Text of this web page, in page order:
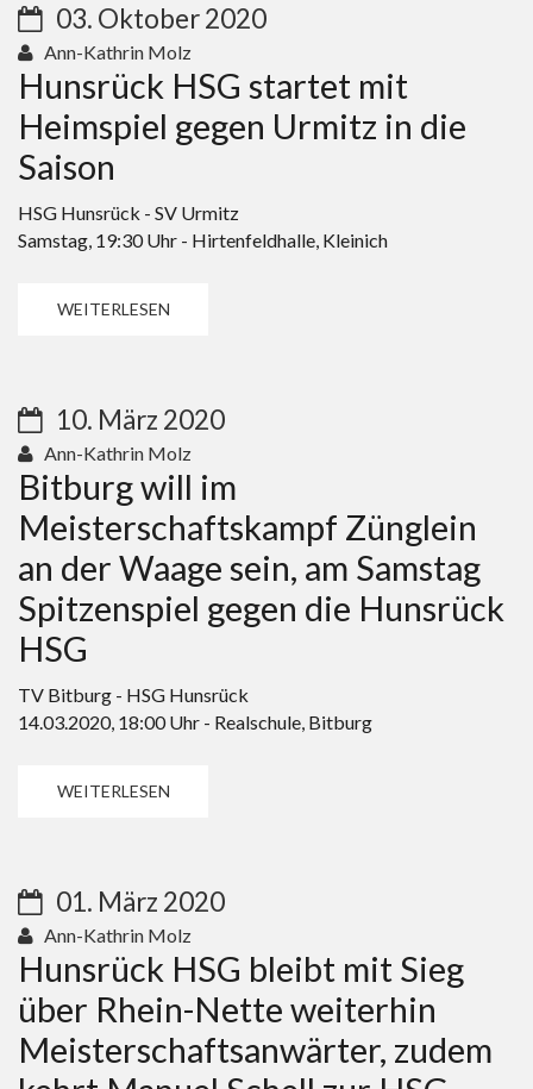
03. Oktober 2020
Ann-Kathrin Molz
Hunsrück HSG startet mit
Heimspiel gegen Urmitz in die
Saison
HSG Hunsrück - SV Urmitz
Samstag, 19:30 Uhr - Hirtenfeldhalle, Kleinich
WEITERLESEN
10. März 2020
Ann-Kathrin Molz
Bitburg will im
Meisterschaftskampf Zünglein
an der Waage sein, am Samstag
Spitzenspiel gegen die Hunsrück
HSG
TV Bitburg - HSG Hunsrück​
14.03.2020, 18:00 Uhr - Realschule, Bitburg
WEITERLESEN
01. März 2020
Ann-Kathrin Molz
Hunsrück HSG bleibt mit Sieg
über Rhein-Nette weiterhin
Meisterschaftsanwärter, zudem